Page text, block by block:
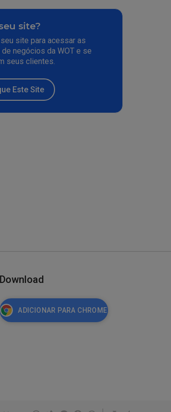
site?
site para acessar as
negócios da WOT e se
seus clientes.
Este Site
Download
ADICIONAR PARA CHROME